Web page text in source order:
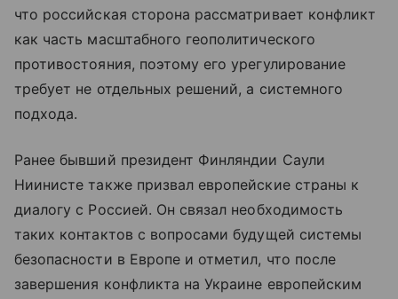
что российская сторона рассматривает конфликт
как часть масштабного геополитического
противостояния, поэтому его урегулирование
требует не отдельных решений, а системного
подхода.
Ранее бывший президент Финляндии Саули
Ниинисте также призвал европейские страны к
диалогу с Россией. Он связал необходимость
таких контактов с вопросами будущей системы
безопасности в Европе и отметил, что после
завершения конфликта на Украине европейским